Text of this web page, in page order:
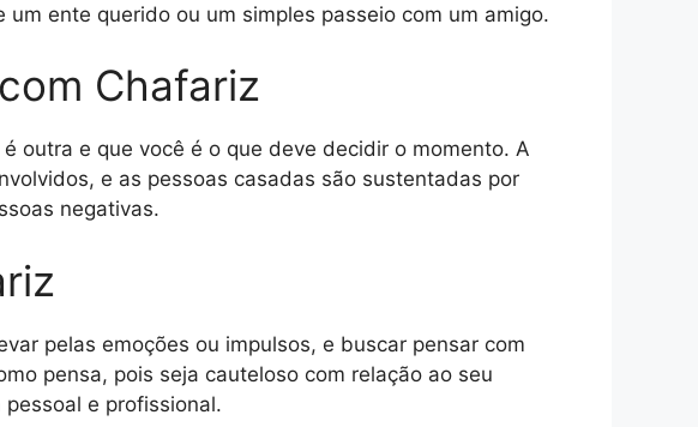
um ente querido ou um simples passeio com um amigo.
Chafariz
outra e que você é o que deve decidir o momento. A
e as pessoas casadas são sustentadas por
negativas.
pelas emoções ou impulsos, e buscar pensar com
pensa, pois seja cauteloso com relação ao seu
e profissional.